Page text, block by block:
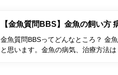
【金魚質問BBS】金魚の飼い方
金魚質問BBSってどんなところ？ 金
と思います。金魚の病気、治療方法